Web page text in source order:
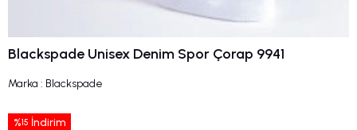
Blackspade Unisex Denim Spor Çorap 9941
Marka : Blackspade
%15 İndirim